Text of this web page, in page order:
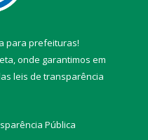
para prefeituras!
onde garantimos em
leis de transparência
Pública